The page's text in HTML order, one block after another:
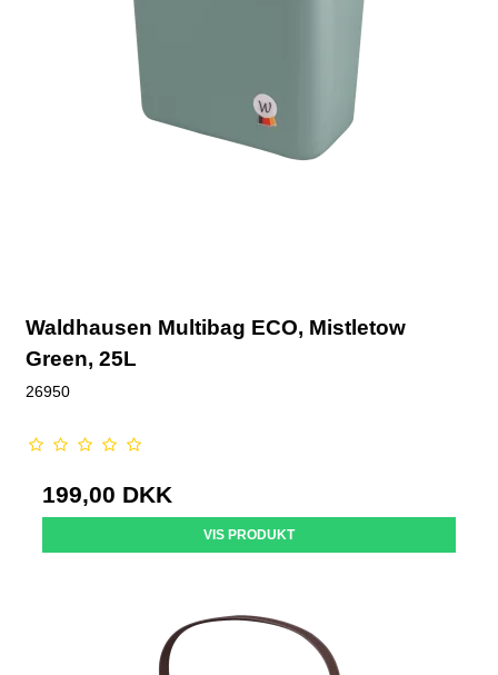
Waldhausen Multibag ECO, Mistletow
Green, 25L
26950
199,00 DKK
VIS PRODUKT